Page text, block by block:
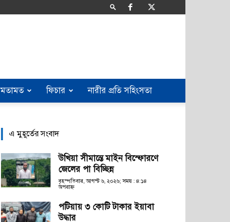
মতামত ফিচার নারীর প্রতি সহিংসতা
এ মুহূর্তের সংবাদ
উখিয়া সীমান্তে মাইন বিস্ফোরণে
জেলের পা বিচ্ছিন্ন
বৃহস্পতিবার, আগস্ট ৬, ২০২৬; সময় : ৪:১৪
অপরাহ্ণ
পটিয়ায় ৩ কোটি টাকার ইয়াবা
উদ্ধার